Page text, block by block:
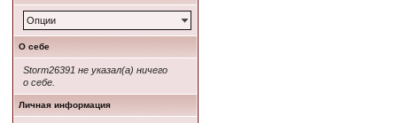
Опции
О себе
Storm26391 не указал(а) ничего
о себе.
Личная информация